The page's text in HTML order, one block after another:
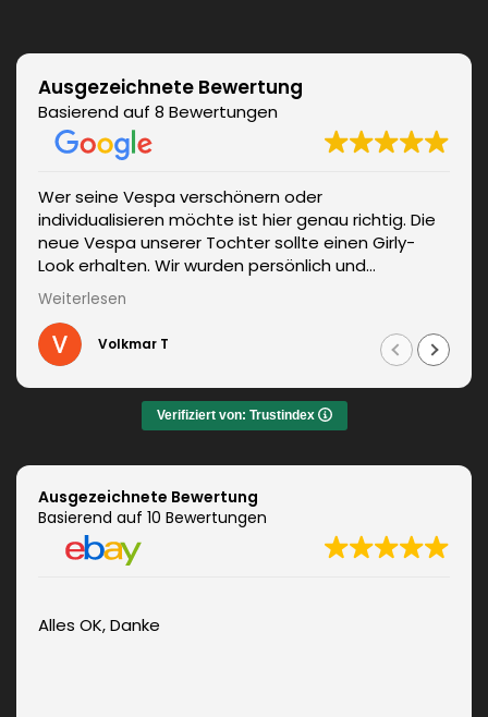
Ausgezeichnete Bewertung
Basierend auf 8 Bewertungen
Wer seine Vespa verschönern oder
individualisieren möchte ist hier genau richtig. Die
neue Vespa unserer Tochter sollte einen Girly-
Look erhalten. Wir wurden persönlich und
kompetent beraten. Die Lieferung erfolgte
unverzüglich. Weitere Änderungen waren auch kein
Problem und wurden sofort umgesetzt.
Informationen zum fachgerechten Anbringen sind
Das Ergebnis war jeden Euro wert. Vielen Dank!
Weiterlesen
Volkmar T
Verifiziert von: Trustindex
Ausgezeichnete Bewertung
Basierend auf 10 Bewertungen
Alles OK, Danke